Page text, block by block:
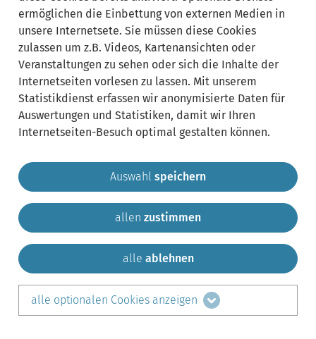
Gemeinde Krailling Impressum
Sitemap
Kontakt
teilen auf:
LinkedIn
ermöglichen die Einbettung von externen Medien in
unsere Internetsete. Sie müssen diese Cookies
zulassen um z.B. Videos, Kartenansichten oder
Veranstaltungen zu sehen oder sich die Inhalte der
Internetseiten vorlesen zu lassen. Mit unserem
Statistikdienst erfassen wir anonymisierte Daten für
Auswertungen und Statistiken, damit wir Ihren
Internetseiten-Besuch optimal gestalten können.
Auswahl speichern
allen zustimmen
alle ablehnen
alle optionalen Cookies anzeigen